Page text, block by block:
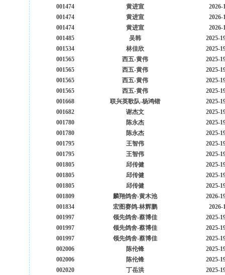
001474
黄进宣
2026-
001474
黄进宣
2026-
001474
黄进宣
2026-
001485
吴韩
2025-
001534
林佳欣
2025-
001565
西五-黄伟
2025-
001565
西五-黄伟
2025-
001565
西五-黄伟
2025-
001565
西五-黄伟
2025-
001668
联兴英歌队-杨鸿锴
2025-
001682
谢杰文
2025-
001780
陈永杰
2025-
001780
陈永杰
2025-
001795
王智伟
2025-
001795
王智伟
2025-
001805
邱传健
2025-
001805
邱传健
2025-
001805
邱传健
2025-
001809
麟翔鸽舍-黄木池
2026-
001834
宏图赛鸽-林辉鹏
2026-
001997
领先鸽舍-蔡博佳
2025-
001997
领先鸽舍-蔡博佳
2025-
001997
领先鸽舍-蔡博佳
2025-
002006
陈伦锋
2025-
002006
陈伦锋
2025-
002020
丁岳洪
2025-